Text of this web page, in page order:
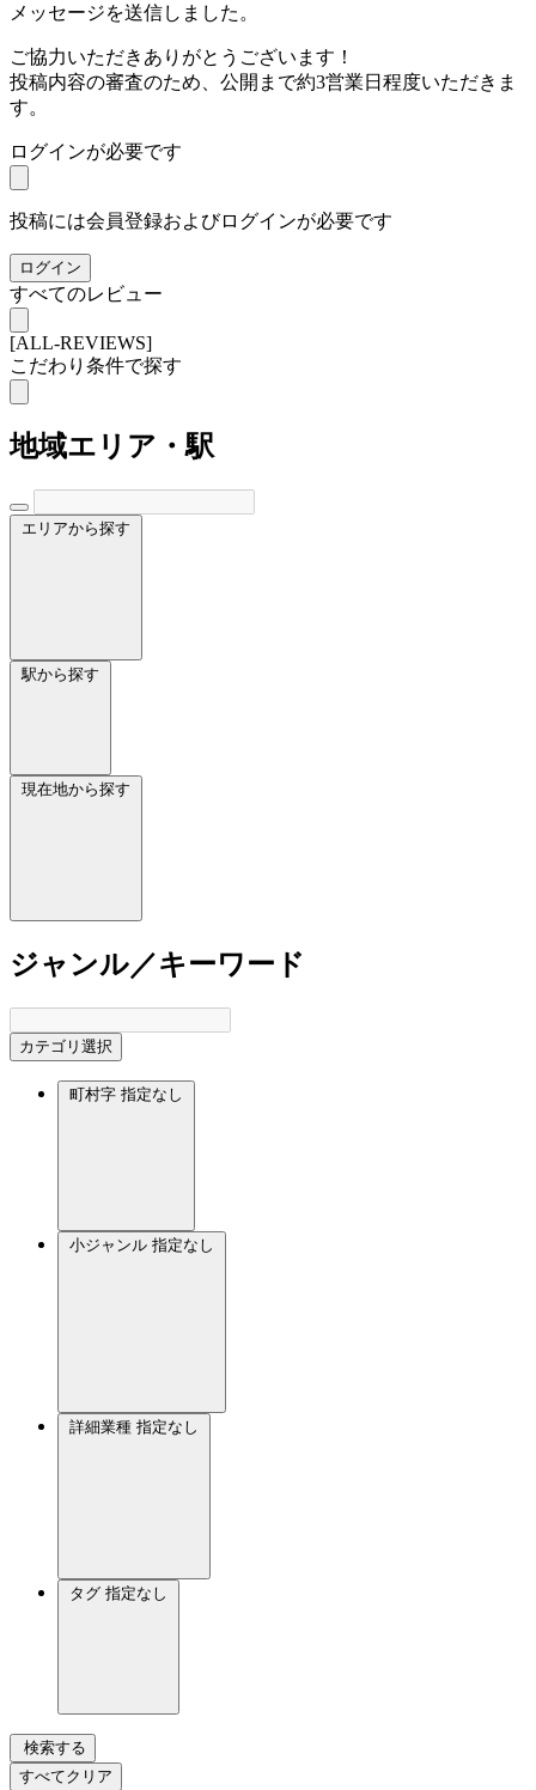
メッセージを送信しました。
ご協力いただきありがとうございます！
投稿内容の審査のため、公開まで約3営業日程度いただきま
す。
ログインが必要です
投稿には会員登録およびログインが必要です
ログイン
すべてのレビュー
[ALL-REVIEWS]
こだわり条件で探す
地域エリア・駅
エリアから探す
駅から探す
現在地から探す
ジャンル／キーワード
カテゴリ選択
町村字 指定なし
小ジャンル 指定なし
詳細業種 指定なし
タグ 指定なし
検索する
すべてクリア